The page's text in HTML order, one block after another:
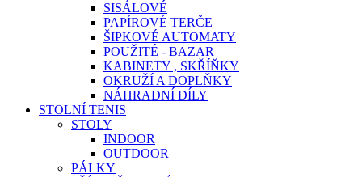
SISÁLOVÉ
PAPÍROVÉ TERČE
ŠIPKOVÉ AUTOMATY
POUŽITÉ - BAZAR
KABINETY , SKŘÍŇKY
OKRUŽÍ A DOPLŇKY
NÁHRADNÍ DÍLY
STOLNÍ TENIS
STOLY
INDOOR
OUTDOOR
PÁLKY